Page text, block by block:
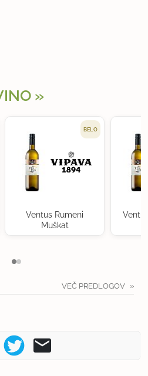
BELO
Ventus Rumeni
Muškat
VEČ PREDLOGOV